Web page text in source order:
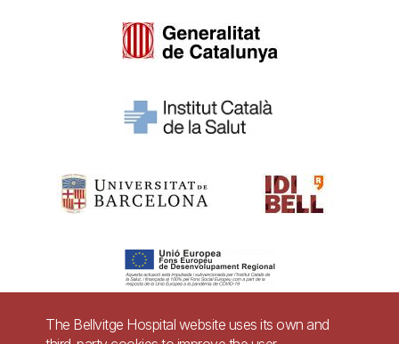
The Bellvitge Hospital website uses its own and